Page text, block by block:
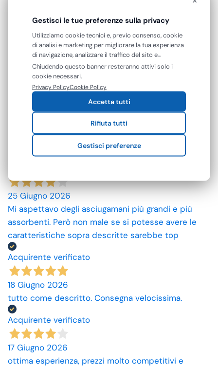
10 Luglio 2026
spedizione rapida, prodotti come da descrizione,
grazie. prezzi convenienti.
Acquirente verificato
09 Luglio 2026
25 Giugno 2026
Mi aspettavo degli asciugamani più grandi e più
assorbenti. Però non male se si potesse avere le
caratteristiche sopra descritte sarebbe top
Acquirente verificato
18 Giugno 2026
tutto come descritto. Consegna velocissima.
Acquirente verificato
17 Giugno 2026
ottima esperienza, prezzi molto competitivi e
Gestisci le tue preferenze sulla privacy
Utilizziamo cookie tecnici e, previo consenso, cookie
di analisi e marketing per migliorare la tua esperienza
di navigazione, analizzare il traffico del sito e
mostrarti contenuti e pubblicità personalizzati. Puoi
accettare tutti i cookie oppure gestire le tue
preferenze. Puoi modificare o revocare il consenso in
qualsiasi momento.
Chiudendo questo banner resteranno attivi solo i
cookie necessari.
Privacy PolicyCookie Policy
Accetta tutti
Rifiuta tutti
Gestisci preferenze